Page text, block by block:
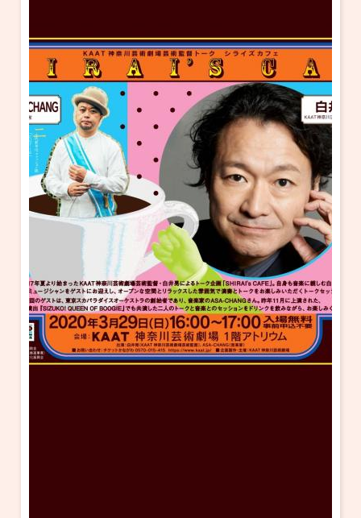
・ 館内サービス・アクセシビリティ
・ フロアマップ
・ レストラン/カフェ
・ 交通案内
・ よくある質問
施設を借りる
KAATについて
・ ミッション
・ 芸術監督
・ 施設概要
・ レストラン/カフェ
KAAT 神奈川芸術劇場
SNS